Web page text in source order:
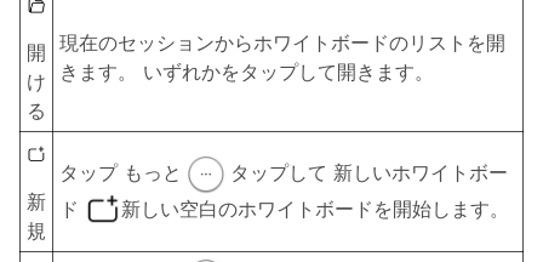
開
け
る
現在のセッションからホワイトボードのリストを開
きます。 いずれかをタップして開きます。
新
規
タップ もっと タップして 新しいホワイトボー
ド
新しい空白のホワイトボードを開始します。